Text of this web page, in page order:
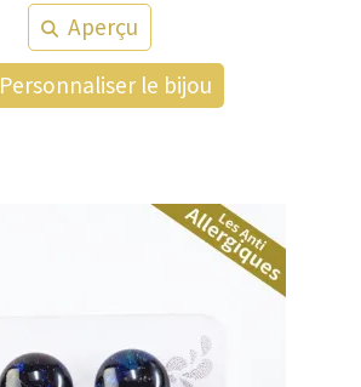
Aperçu
Personnaliser le bijou